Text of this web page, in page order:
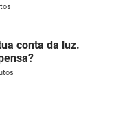
conta da luz.